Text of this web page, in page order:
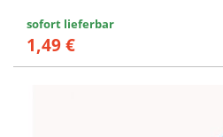
sofort lieferbar
1,49 €